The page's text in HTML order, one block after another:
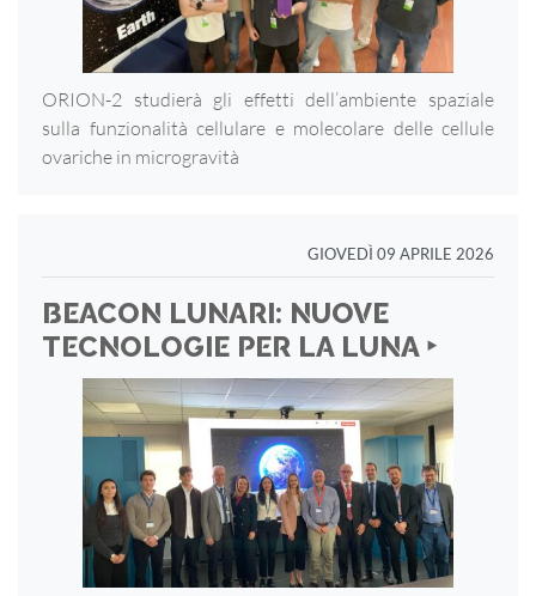
ORION-2 studierà gli effetti dell’ambiente spaziale
sulla funzionalità cellulare e molecolare delle cellule
ovariche in microgravità
GIOVEDÌ 09 APRILE 2026
BEACON LUNARI: NUOVE
TECNOLOGIE PER LA LUNA ‣